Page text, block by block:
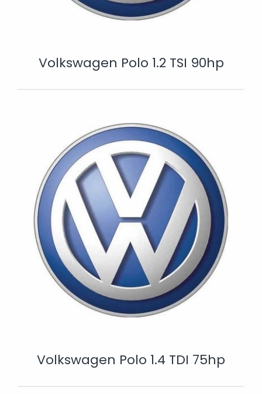
Volkswagen Polo 1.2 TSI 90hp
Volkswagen Polo 1.4 TDI 75hp